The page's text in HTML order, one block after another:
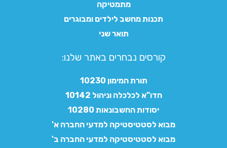
מתמטיקה
תכנות מחשב לילדים ומבוגרים
תואר שני
קורסים נבחרים באתר שלנו:​
תורת המימון 10230
חדו"א לכלכלה וניהול 10142
יסודות החשבונאות 10280
מבוא לסטטיסטיקה למדעי החברה א'
מבוא לסטטיסטיקה למדעי החברה ב'